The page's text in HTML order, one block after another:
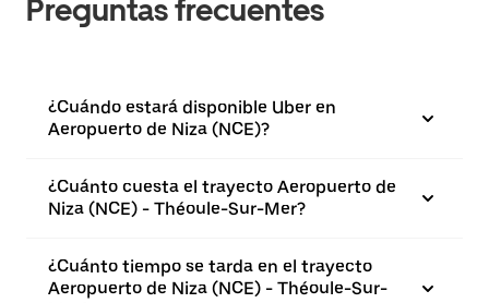
Preguntas frecuentes
¿Cuándo estará disponible Uber en
Aeropuerto de Niza (NCE)?
¿Cuánto cuesta el trayecto Aeropuerto de
Niza (NCE) - Théoule-Sur-Mer?
¿Cuánto tiempo se tarda en el trayecto
Aeropuerto de Niza (NCE) - Théoule-Sur-